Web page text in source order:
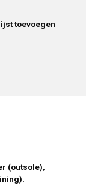
toevoegen
(outsole),